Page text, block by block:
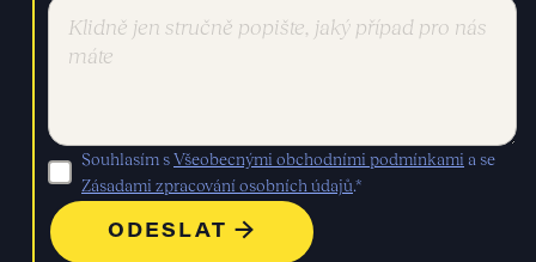
Souhlasím sVšeobecnými obchodními podmínkami a se
Zásadami zpracování osobních údajů.*